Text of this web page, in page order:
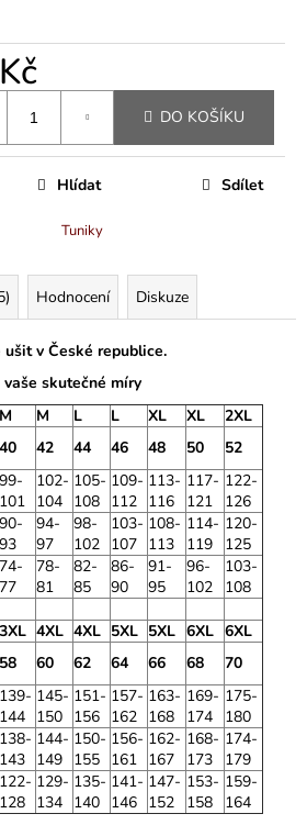
DO KOŠÍKU
Tuniky
Hlídat Sdílet
Hodnocení Diskuze
v České republice.
skutečné míry
M M L L XL XL
2XL
40 42 44 46 48 50
52
99-
101
102-
104
105-
108
109-
112
113-
116
117-
121
122-
126
90-
93
94-
97
98-
102
103-
107
108-
113
114-
119
120-
125
74-
77
78-
81
82-
85
86-
90
91-
95
96-
102
103-
108
3XL 4XL 4XL 5XL 5XL 6XL 6XL
58 60 62 64 66 68
70
139-
144
145-
150
151-
156
157-
162
163-
168
169-
174
175-
180
138-
143
144-
149
150-
155
156-
161
162-
167
168-
173
174-
179
122-
128
129-
134
135-
140
141-
146
147-
152
153-
158
159-
164